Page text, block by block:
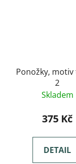
Ponožky,
2
Skladem
375 Kč
DETAIL